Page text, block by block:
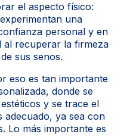
el aspecto físico:
una
personal y en
al recuperar la firmeza
sus senos.
eso es tan importante
donde se
y se trace el
adecuado, ya sea con
Lo más importante es